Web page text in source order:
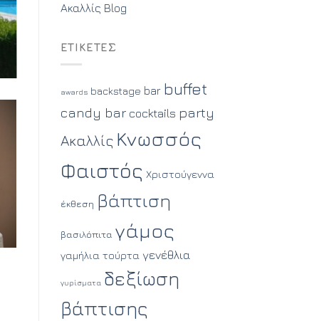
Ακαλλίς Blog
ΕΤΙΚΈΤΕΣ
awards backstage bar buffet
candy bar cocktails party
Ακαλλίς Κνωσσός
Φαιστός Χριστούγεννα
έκθεση βάπτιση
βασιλόπιτα γάμος
γαμήλια τούρτα γενέθλια
γυρίσματα δεξίωση
βάπτισης